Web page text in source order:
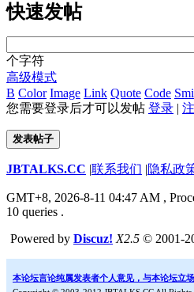
快速发帖
个字符
高级模式
B Color Image Link Quote Code
您需要登录后才可以发帖 登录 |
发表帖子
JBTALKS.CC |联系我们 |隐私政
GMT+8, 2026-8-11 04:47 AM ,
10 queries .
Powered by Discuz! X2.5 © 2001-
本论坛言论纯属发表者个人意见，与本论坛立